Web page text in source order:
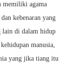
memiliki agama
kebenaran yang
lain di dalam hidup
manusia,
yang jika tiang itu